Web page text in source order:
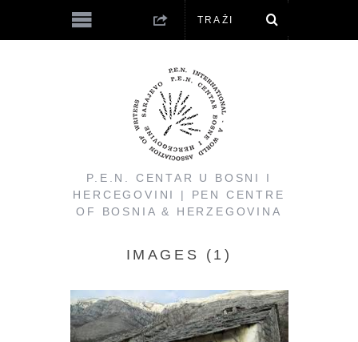
P.E.N. CENTAR U BOSNI I
HERCEGOVINI | PEN CENTRE
OF BOSNIA & HERZEGOVINA
IMAGES (1)